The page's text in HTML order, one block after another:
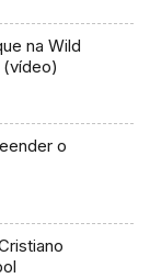
(vídeo)
o